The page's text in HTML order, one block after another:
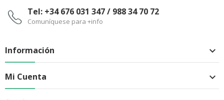
Tel: +34 676 031 347 / 988 34 70 72
Comuníquese para +info
Información 
Mi Cuenta 